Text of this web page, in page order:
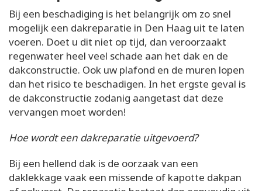
Bij een beschadiging is het belangrijk om zo snel
mogelijk een dakreparatie in Den Haag uit te laten
voeren. Doet u dit niet op tijd, dan veroorzaakt
regenwater heel veel schade aan het dak en de
dakconstructie. Ook uw plafond en de muren lopen
dan het risico te beschadigen. In het ergste geval is
de dakconstructie zodanig aangetast dat deze
vervangen moet worden!
Hoe wordt een dakreparatie uitgevoerd?
Bij een hellend dak is de oorzaak van een
daklekkage vaak een missende of kapotte dakpan